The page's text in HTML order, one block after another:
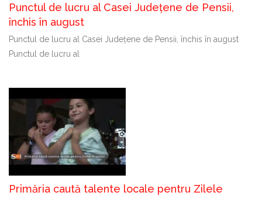
Punctul de lucru al Casei Județene de Pensii,
închis în august
Punctul de lucru al Casei Județene de Pensii, închis în august
Punctul de lucru al
Primăria caută talente locale pentru Zilele